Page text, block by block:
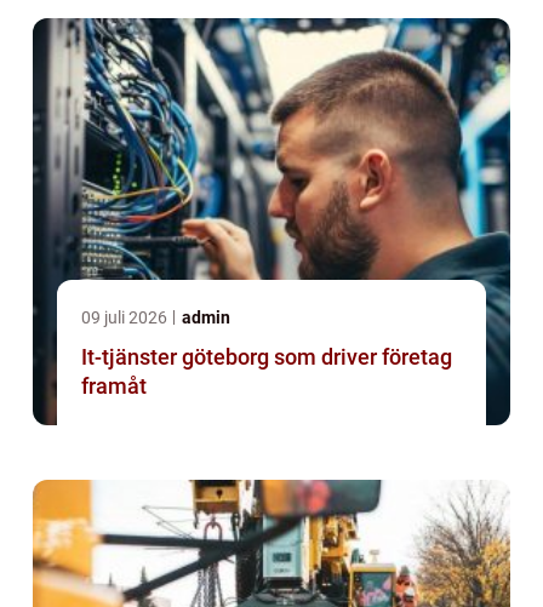
09 juli 2026 admin
It-tjänster göteborg som driver företag
framåt